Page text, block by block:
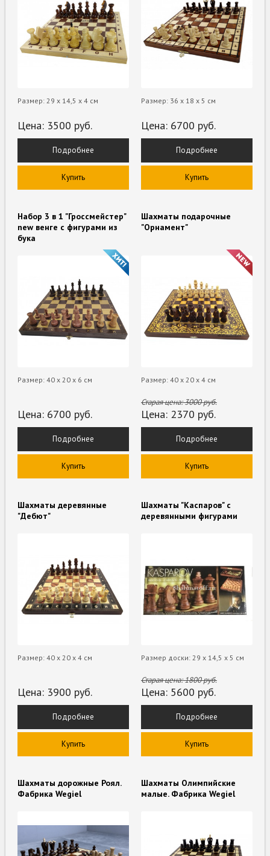
Размер: 29 х 14,5 х 4 см
Цена: 3500 руб.
Подробнее
Купить
Размер: 36 х 18 х 5 см
Цена: 6700 руб.
Подробнее
Купить
Набор 3 в 1 "Гроссмейстер"
new венге с фигурами из
бука
Размер: 40 х 20 х 6 см
Цена: 6700 руб.
Подробнее
Купить
Шахматы подарочные
"Орнамент"
Размер: 40 х 20 х 4 см
Старая цена:3000руб.
Цена: 2370 руб.
Подробнее
Купить
Шахматы деревянные
"Дебют"
Размер: 40 х 20 х 4 см
Цена: 3900 руб.
Подробнее
Купить
Шахматы "Каспаров" с
деревянными фигурами
Размер доски: 29 х 14,5 х 5 см
Старая цена:1800руб.
Цена: 5600 руб.
Подробнее
Купить
Шахматы дорожные Роял.
Фабрика Wegiel
Шахматы Олимпийские
малые. Фабрика Wegiel